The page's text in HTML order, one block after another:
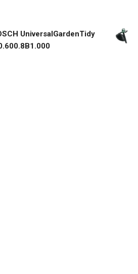
UniversalGardenTidy